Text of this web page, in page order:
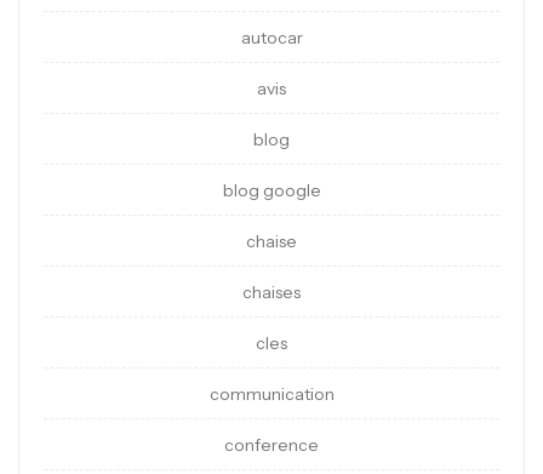
autocar
avis
blog
blog google
chaise
chaises
cles
communication
conference